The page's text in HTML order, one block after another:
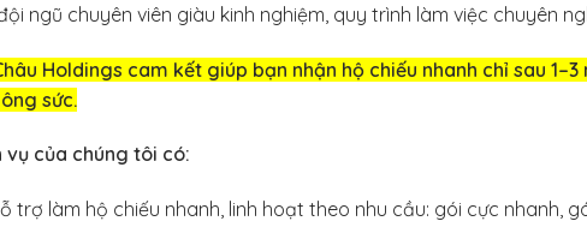
ngũ chuyên viên giàu kinh nghiệm, quy trình làm việc chuyên
Holdings cam kết giúp bạn nhận hộ chiếu nhanh chỉ sau
sức.
vụ của chúng tôi có:
trợ làm hộ chiếu nhanh, linh hoạt theo nhu cầu: gói cực nhanh,